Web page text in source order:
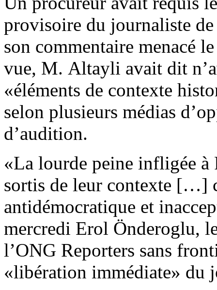
provisoire du journaliste
son commentaire menacé
vue, M. Altayli avait dit
«éléments de contexte
selon plusieurs médias
d’audition.
«La lourde peine infligée
sortis de leur contexte […]
antidémocratique et
mercredi Erol Önderoglu,
l’ONG Reporters sans
«libération immédiate» du